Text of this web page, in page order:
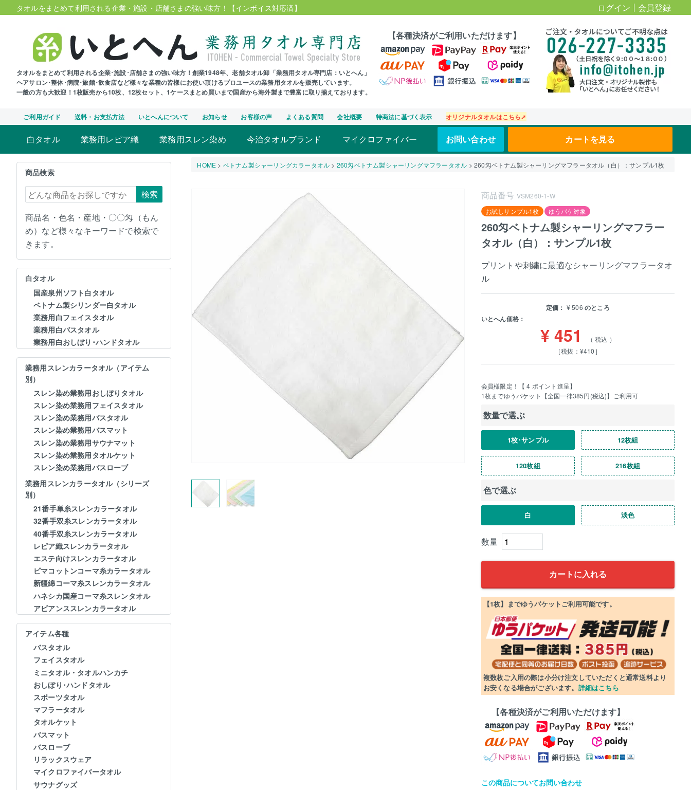
タオルをまとめて利用される企業・施設・店舗さまの強い味方！ 【インボイス対応済】 ログイン 会員登録
タオルをまとめて利用される企業･施設･店舗さまの強い味方！創業1948年、老舗タオル卸「業務用タオル専門店：いとへん」
ヘアサロン･整体･病院･旅館･飲食店など様々な業種の皆様にお使い頂けるプロユースの業務用タオルを販売しています。
一般の方も大歓迎！1枚販売から10枚、12枚セット、1ケースまとめ買いまで国産から海外製まで豊富に取り揃えております。
【各種決済がご利用いただけます】
ご利用ガイド 送料・お支払方法 いとへんについて お知らせ お客様の声 よくある質問 会社概要 特商法に基づく表示 オリジナルタオルはこちら➚
白タオル 業務用レピア織 業務用スレン染め 今治タオルブランド マイクロファイバー お問い合わせ カートを見る
商品検索
検索
商品名・色名・産地・〇〇匁（もん
め）など様々なキーワードで検索で
きます。
白タオル
国産泉州ソフト白タオル
ベトナム製シリンダー白タオル
業務用白フェイスタオル
業務用白バスタオル
業務用白おしぼり･ハンドタオル
業務用スレンカラータオル（アイテム
別）
スレン染め業務用おしぼりタオル
スレン染め業務用フェイスタオル
スレン染め業務用バスタオル
スレン染め業務用バスマット
スレン染め業務用サウナマット
スレン染め業務用タオルケット
スレン染め業務用バスローブ
業務用スレンカラータオル（シリーズ
別）
21番手単糸スレンカラータオル
32番手双糸スレンカラータオル
40番手双糸スレンカラータオル
レピア織スレンカラータオル
エステ向けスレンカラータオル
ピマコットンコーマ糸カラータオル
新疆綿コーマ糸スレンカラータオル
ハネシカ国産コーマ糸スレンタオル
アビアンススレンカラータオル
アイテム各種
バスタオル
フェイスタオル
ミニタオル・タオルハンカチ
おしぼり･ハンドタオル
スポーツタオル
マフラータオル
タオルケット
バスマット
バスローブ
リラックスウェア
マイクロファイバータオル
サウナグッズ
HOME ベトナム製シャーリングカラータオル 260匁ベトナム製シャーリングマフラータオル 260匁ベトナム製シャーリングマフラータオル（白）：サンプル1枚
商品番号 VSM260-1-W
お試しサンプル1枚
ゆうパケ対象
260匁ベトナム製シャーリングマフラー
タオル（白）：サンプル1枚
プリントや刺繍に最適なシャーリングマフラータオ
ル
定価： ¥506 のところ
いとへん価格：
¥ 451
税込
［税抜：¥410］
会員様限定！【 4 ポイント進呈】
1枚までゆうパケット【全国一律385円(税込)】ご利用可
数量で選ぶ
1枚･サンプル 12枚組
120枚組 216枚組
色で選ぶ
白 淡色
カートに入れる
【1枚】までゆうパケットご利用可能です。
複数枚ご入用の際は小分け注文していただくと通常送料より
お安くなる場合がございます。 詳細はこちら
【各種決済がご利用いただけます】
この商品についてお問い合わせ